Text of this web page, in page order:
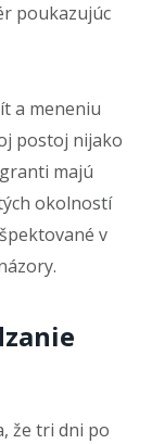
poukazujúc
a meneniu
postoj nijako
majú
okolností
v
že tri dni po